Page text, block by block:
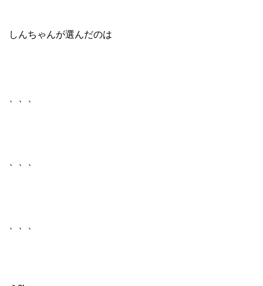
しんちゃんが選んだのは